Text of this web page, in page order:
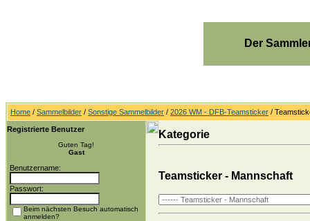
Der
Home / Sammelbilder / Sonstige Sammelbilder / 2026 WM - DFB-Teamsticker /
Registrierte Benutzer
Guten Tag!
Gast
Benutzername:
Passwort:
Beim nächsten Besuch automatisch
anmelden?
Kategorie
Teamsticker - Mannschaft